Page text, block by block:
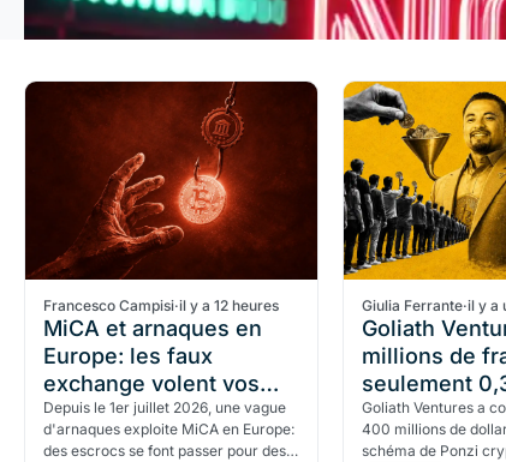
Francesco Campisi·il y a 12 heures
MiCA et arnaques en
Europe: les faux
exchange volent vos
crypto
Depuis le 1er juillet 2026, une vague
d'arnaques exploite MiCA en Europe:
des escrocs se font passer pour des
Giulia Ferrante·il y a
Goliath
millions de
seulement
crypto
Goliath Ventures a
400 millions de
schéma de Ponzi